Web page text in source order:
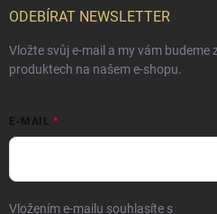
ODEBÍRAT NEWSLETTER
Vložte svůj e-mail a my vám
produktech na našem e-shopu.
E-MAIL
Vložením e-mailu souhlasíte s